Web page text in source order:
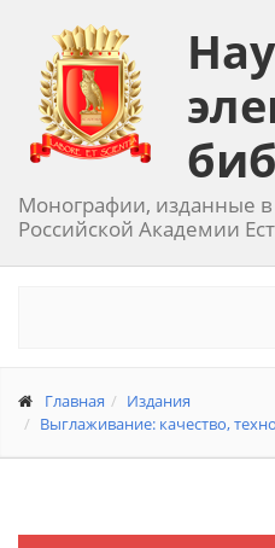
Монографии, изданные в
Российской Академии
Главная
Издания
Выглаживание: качество,